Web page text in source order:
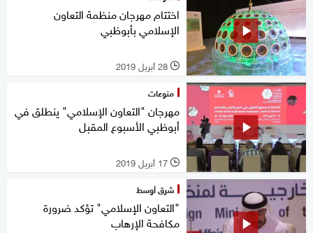
اختتام مهرجان منظمة التعاون
الإسلامي بأبوظبي
l 28 أبريل 2019
منوعات
مهرجان "التعاون الإسلامي" ينطلق في
أبوظبي الأسبوع المقبل
l 17 أبريل 2019
شرق أوسط
"التعاون الإسلامي" تؤكد ضرورة
مكافحة الإرهاب